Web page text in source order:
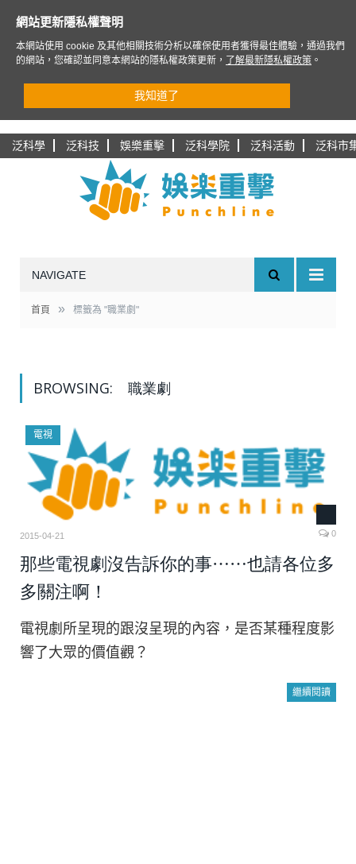
泛科學 泛科技 娛樂重擊 泛科學院 泛科活動 泛科市
NAVIGATE
首頁 » 標籤為 "職業劇"
BROWSING: 職業劇
電視
2015-04-21 0
那些電視劇沒告訴你的事⋯⋯也請各位多
多關注啊！
電視劇所呈現的跟沒呈現的內容，是否某種程度影
響了大眾的價值觀？
繼續閱讀
網站更新隱私權聲明
本網站使用 cookie 及其他相關技術分析以確保使用者獲得最佳體驗，通過我們
的網站，您確認並同意本網站的隱私權政策更新，
了解最新隱私權政策 。
我知道了